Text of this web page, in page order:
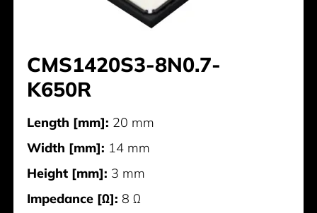
CMS1420S3-8N0.7-
K650R
Length [mm]: 20 mm
Width [mm]: 14 mm
Height [mm]: 3 mm
Impedance [Ω]: 8 Ω